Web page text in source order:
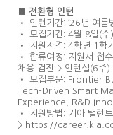
■ 전환형 인턴
• 인턴기간: ‘26년 여름
• 모집기간: 4월 8일(
• 지원자격: 4학년 1학
• 합류여정: 지원서 접
채용 검진 > 인턴십(6주
• 모집부문: Frontier
Tech-Driven Smart
Experience, R&D
• 지원방법: 기아 탤런
> https://